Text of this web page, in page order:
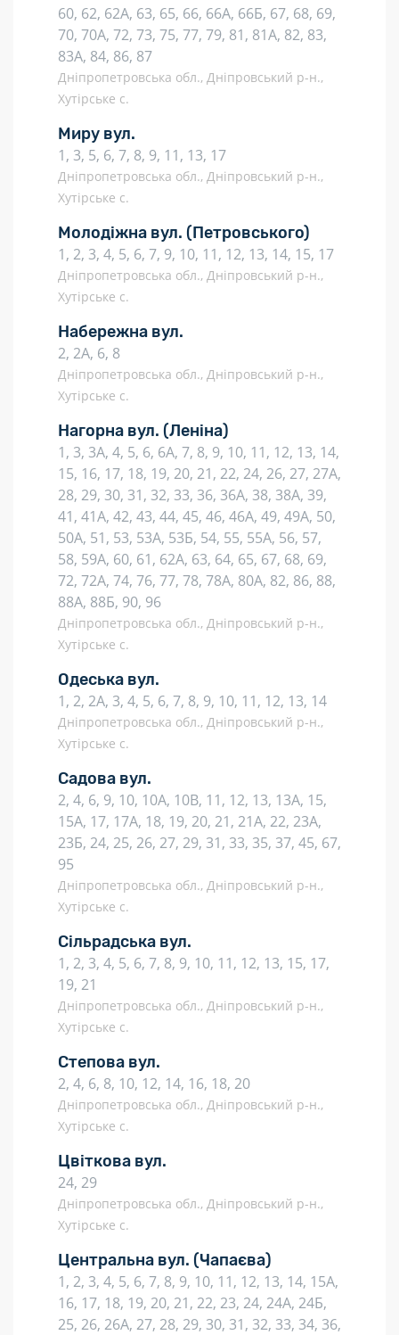
60, 62, 62А, 63, 65, 66, 66А, 66Б, 67, 68, 69,
70, 70А, 72, 73, 75, 77, 79, 81, 81А, 82, 83,
83А, 84, 86, 87
Дніпропетровська обл., Дніпровський р-н.,
Хутірське с.
Миру вул.
1, 3, 5, 6, 7, 8, 9, 11, 13, 17
Дніпропетровська обл., Дніпровський р-н.,
Хутірське с.
Молодіжна вул. (Петровського)
1, 2, 3, 4, 5, 6, 7, 9, 10, 11, 12, 13, 14, 15, 17
Дніпропетровська обл., Дніпровський р-н.,
Хутірське с.
Набережна вул.
2, 2А, 6, 8
Дніпропетровська обл., Дніпровський р-н.,
Хутірське с.
Нагорна вул. (Леніна)
1, 3, 3А, 4, 5, 6, 6А, 7, 8, 9, 10, 11, 12, 13, 14,
15, 16, 17, 18, 19, 20, 21, 22, 24, 26, 27, 27А,
28, 29, 30, 31, 32, 33, 36, 36А, 38, 38А, 39,
41, 41А, 42, 43, 44, 45, 46, 46А, 49, 49А, 50,
50А, 51, 53, 53А, 53Б, 54, 55, 55А, 56, 57,
58, 59А, 60, 61, 62А, 63, 64, 65, 67, 68, 69,
72, 72А, 74, 76, 77, 78, 78А, 80А, 82, 86, 88,
88А, 88Б, 90, 96
Дніпропетровська обл., Дніпровський р-н.,
Хутірське с.
Одеська вул.
1, 2, 2А, 3, 4, 5, 6, 7, 8, 9, 10, 11, 12, 13, 14
Дніпропетровська обл., Дніпровський р-н.,
Хутірське с.
Садова вул.
2, 4, 6, 9, 10, 10А, 10В, 11, 12, 13, 13А, 15,
15А, 17, 17А, 18, 19, 20, 21, 21А, 22, 23А,
23Б, 24, 25, 26, 27, 29, 31, 33, 35, 37, 45, 67,
95
Дніпропетровська обл., Дніпровський р-н.,
Хутірське с.
Сільрадська вул.
1, 2, 3, 4, 5, 6, 7, 8, 9, 10, 11, 12, 13, 15, 17,
19, 21
Дніпропетровська обл., Дніпровський р-н.,
Хутірське с.
Степова вул.
2, 4, 6, 8, 10, 12, 14, 16, 18, 20
Дніпропетровська обл., Дніпровський р-н.,
Хутірське с.
Цвіткова вул.
24, 29
Дніпропетровська обл., Дніпровський р-н.,
Хутірське с.
Центральна вул. (Чапаєва)
1, 2, 3, 4, 5, 6, 7, 8, 9, 10, 11, 12, 13, 14, 15А,
16, 17, 18, 19, 20, 21, 22, 23, 24, 24А, 24Б,
25, 26, 26А, 27, 28, 29, 30, 31, 32, 33, 34, 36,